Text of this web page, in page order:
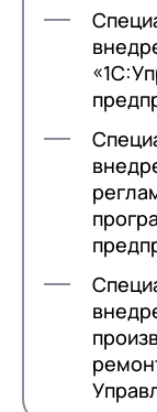
+7
данныхв
+7
Я даю
данныхв
+7
Я даю
данныхв